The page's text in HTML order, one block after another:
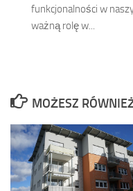
funkcjonalności w
ważną rolę w...
MOŻESZ